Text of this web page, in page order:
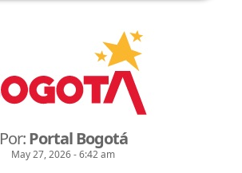
Por:Portal Bogotá
May 27, 2026 - 6:42 am